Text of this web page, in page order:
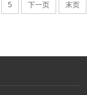
5 下一页 末页